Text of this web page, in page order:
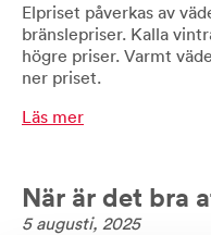
Elpriset påverkas av
bränslepriser. Kalla
högre priser. Varmt
ner priset.
Läs mer
När är det bra
5 augusti, 2025